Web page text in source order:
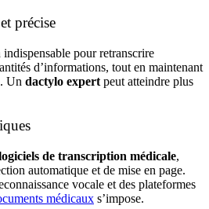
précise
indispensable pour retranscrire
d’informations, tout en maintenant
Un dactylo expert peut atteindre plus
de transcription médicale,
automatique et de mise en page.
vocale et des plateformes
médicaux s’impose.